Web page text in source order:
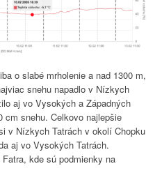
o slabé mrholenie a nad 1300 m,
snehu napadlo v Nízkych
aj vo Vysokých a Západných
cm snehu. Celkovo najlepšie
v Nízkych Tatrách v okolí Chopku
aj vo Vysokých Tatrách.
kde sú podmienky na